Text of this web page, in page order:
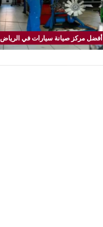
أفضل مركز صيانة سيارات في الرياض